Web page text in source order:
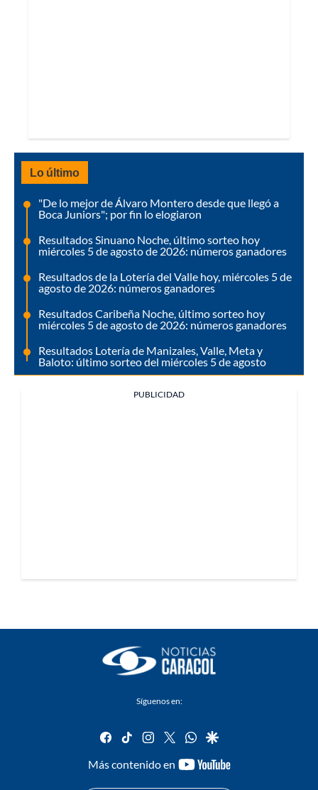
Lo último
"De lo mejor de Álvaro Montero desde que llegó a
Boca Juniors"; por fin lo elogiaron
Resultados Sinuano Noche, último sorteo hoy
miércoles 5 de agosto de 2026: números ganadores
Resultados de la Lotería del Valle hoy, miércoles 5 de
agosto de 2026: números ganadores
Resultados Caribeña Noche, último sorteo hoy
miércoles 5 de agosto de 2026: números ganadores
Resultados Lotería de Manizales, Valle, Meta y
Baloto: último sorteo del miércoles 5 de agosto
PUBLICIDAD
Síguenos en:
facebook
tiktok instagram
twitterwhatsapp
google
Más contenido en
youtube-